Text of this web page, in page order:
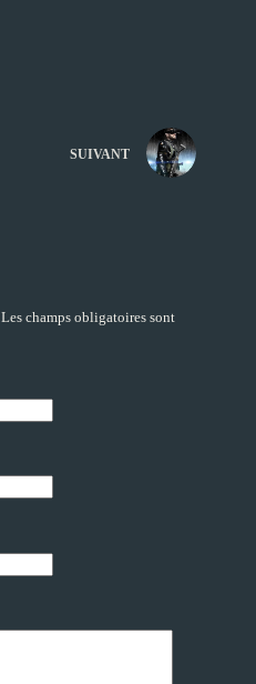
SUIVANT
Les champs obligatoires sont